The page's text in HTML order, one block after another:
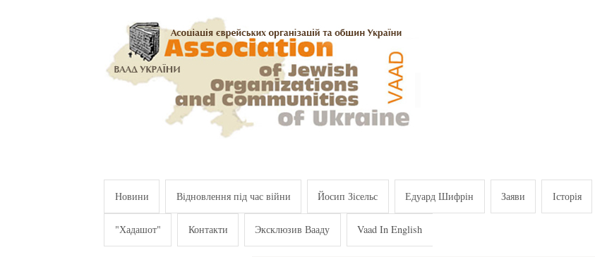
Новини Відновлення під час війни Йосип Зісельс Едуард Шифрін Заяви Історія
"Хадашот" Контакти Эксклюзив Вааду Vaad In English